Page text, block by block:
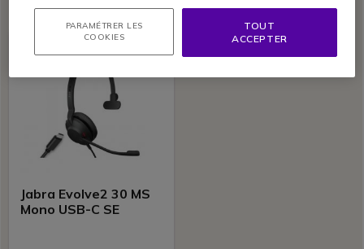
Jabra Evolve2 30 MS
Mono USB-C SE
PARAMÉTRER LES
COOKIES
TOUT
ACCEPTER